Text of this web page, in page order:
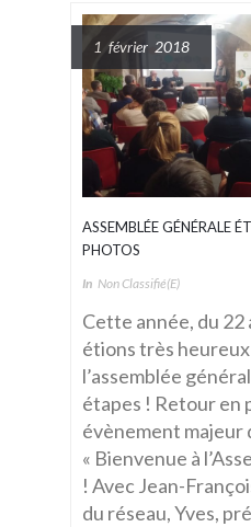
1 février 2018
ASSEMBLÉE GÉNÉRALE
PHOTOS
In Non Classifié(e)
Cette année, du 22
étions très
l’assemblée
étapes ! Retour en
évènement majeur
« Bienvenue à
! Avec Jean-
du réseau, Yves,